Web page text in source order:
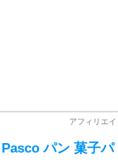
パン 菓子パ